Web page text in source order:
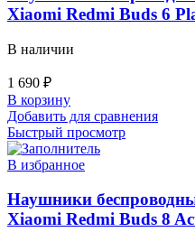
Xiaomi Redmi Buds 6
В наличии
1 690 ₽
В корзину
Добавить для сравнения
Быстрый просмотр
В избранное
Наушники
Xiaomi Redmi Buds 8